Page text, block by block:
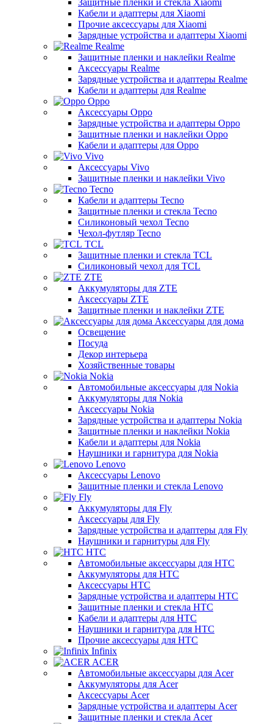
Защитные пленки и стекла Xiaomi
Кабели и адаптеры для Xiaomi
Прочие аксессуары для Xiaomi
Зарядные устройства и адаптеры Xiaomi
Realme
Защитные пленки и наклейки Realme
Аксессуары Realme
Зарядные устройства и адаптеры Realme
Кабели и адаптеры для Realme
Oppo
Аксессуары Oppo
Зарядные устройства и адаптеры Oppo
Защитные пленки и наклейки Oppo
Кабели и адаптеры для Oppo
Vivo
Аксессуары Vivo
Защитные пленки и наклейки Vivo
Tecno
Кабели и адаптеры Tecno
Защитные пленки и стекла Tecno
Силиконовый чехол Tecno
Чехол-футляр Tecno
TCL
Защитные пленки и стекла TCL
Силиконовый чехол для TCL
ZTE
Аккумуляторы для ZTE
Аксессуары ZTE
Защитные пленки и наклейки ZTE
Аксессуары для дома
Освещение
Посуда
Декор интерьера
Хозяйственные товары
Nokia
Автомобильные аксессуары для Nokia
Аккумуляторы для Nokia
Аксессуары Nokia
Зарядные устройства и адаптеры Nokia
Защитные пленки и наклейки Nokia
Кабели и адаптеры для Nokia
Наушники и гарнитура для Nokia
Lenovo
Аксессуары Lenovo
Защитные пленки и стекла Lenovo
Fly
Аккумуляторы для Fly
Аксессуары для Fly
Зарядные устройства и адаптеры для Fly
Наушники и гарнитуры для Fly
HTC
Автомобильные аксессуары для HTC
Аккумуляторы для HTC
Аксессуары HTC
Зарядные устройства и адаптеры HTC
Защитные пленки и стекла HTC
Кабели и адаптеры для HTC
Наушники и гарнитура для HTC
Прочие аксессуары для HTC
Infinix
ACER
Автомобильные аксессуары для Acer
Аккумуляторы для Acer
Аксессуары Acer
Зарядные устройства и адаптеры Acer
Защитные пленки и стекла Acer